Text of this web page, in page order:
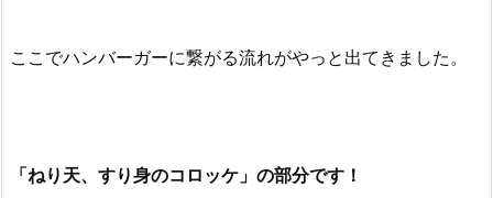
ここでハンバーガーに繋がる流れがやっと出てきました。
「ねり天、すり身のコロッケ」の部分です！